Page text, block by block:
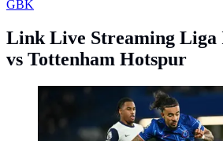
GBK
Link Live Streaming Liga
vs Tottenham Hotspur